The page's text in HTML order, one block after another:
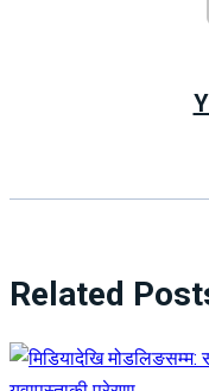
Related